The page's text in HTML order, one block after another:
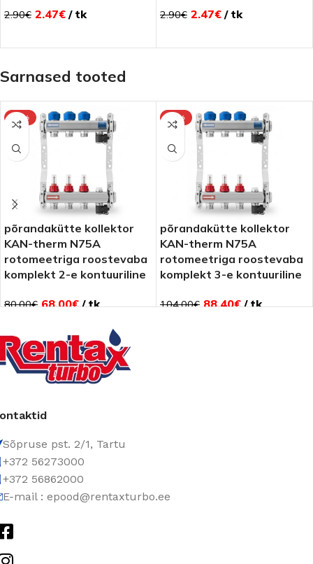
2.90€ 2.47€ tk 2.90€ 2.47€ tk
Sarnased tooted
-15%
põrandakütte kollektor
KAN-therm N75A
rotomeetriga roostevaba
komplekt 2-e kontuuriline
80.00€ 68.00€ tk
-15%
põrandakütte kollektor
KAN-therm N75A
rotomeetriga roostevaba
komplekt 3-e kontuuriline
104.00€ 88.40€ tk
Sõpruse pst. 2/1, Tartu
+372 56273000
+372 56862000
E-mail : epood@rentaxturbo.ee